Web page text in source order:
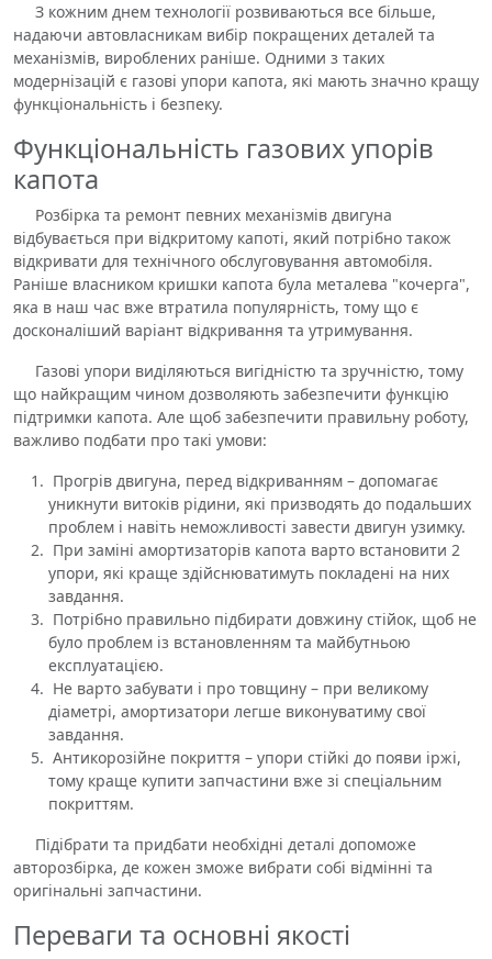
З кожним днем ​​технології розвиваються все більше,
надаючи автовласникам вибір покращених деталей та
механізмів, вироблених раніше. Одними з таких
модернізацій є газові упори капота, які мають значно кращу
функціональність і безпеку.
Функціональність газових упорів
капота
Розбірка та ремонт певних механізмів двигуна
відбувається при відкритому капоті, який потрібно також
відкривати для технічного обслуговування автомобіля.
Раніше власником кришки капота була металева "кочерга",
яка в наш час вже втратила популярність, тому що є
досконаліший варіант відкривання та утримування.
Газові упори виділяються вигідністю та зручністю, тому
що найкращим чином дозволяють забезпечити функцію
підтримки капота. Але щоб забезпечити правильну роботу,
важливо подбати про такі умови:
Прогрів двигуна, перед відкриванням – допомагає
уникнути витоків рідини, які призводять до подальших
проблем і навіть неможливості завести двигун узимку.
При заміні амортизаторів капота варто встановити 2
упори, які краще здійснюватимуть покладені на них
завдання.
Потрібно правильно підбирати довжину стійок, щоб не
було проблем із встановленням та майбутньою
експлуатацією.
Не варто забувати і про товщину – при великому
діаметрі, амортизатори легше виконуватиму свої
завдання.
Антикорозійне покриття – упори стійкі до появи іржі,
тому краще купити запчастини вже зі спеціальним
покриттям.
Підібрати та придбати необхідні деталі допоможе
авторозбірка, де кожен зможе вибрати собі відмінні та
оригінальні запчастини.
Переваги та основні якості